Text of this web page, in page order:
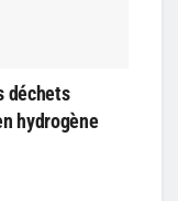
déchets
hydrogène